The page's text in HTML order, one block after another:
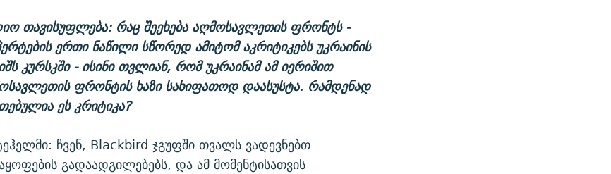
თავისუფლება: რაც შეეხება აღმოსავლეთის ფრონტს -
ერთი ნაწილი სწორედ ამიტომ აკრიტიკებს უკრაინის
კურსკში - ისინი თვლიან, რომ უკრაინამ ამ იერიშით
ფრონტის ხაზი სახიფათოდ დაასუსტა. რამდენად
ეს კრიტიკა?
ჩვენ, Blackbird ჯგუფში თვალს ვადევნებთ
გადაადგილებებს, და ამ მომენტისათვის